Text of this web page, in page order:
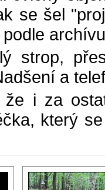
se šel
strop,
a
i za
který